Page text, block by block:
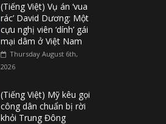
(Tiếng Việt) Vụ án ‘vua
rác’ David Dương: Một
cựu nghị viên ‘dính’ gái
mại dâm ở Việt Nam
Thursday August 6th,
2026
(Tiếng Việt) Mỹ kêu gọi
công dân chuẩn bị rời
khỏi Trung Đông